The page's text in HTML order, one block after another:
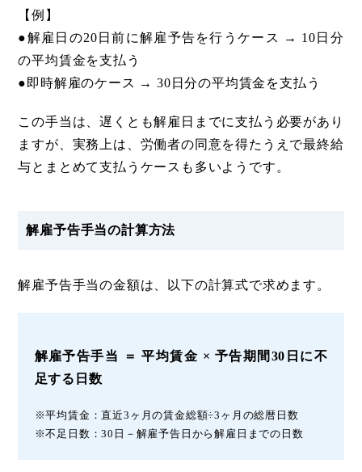
【例】
●解雇日の20日前に解雇予告を行うケース → 10日分
の平均賃金を支払う
●即時解雇のケース → 30日分の平均賃金を支払う
この手当は、遅くとも解雇日までに支払う必要があり
ますが、実務上は、労働者の同意を得たうえで最終給
与とまとめて支払うケースも多いようです。
解雇予告手当の計算方法
解雇予告手当の金額は、以下の計算式で求めます。
解雇予告手当 ＝ 平均賃金 × 予告期間30日に不
足する日数
※平均賃金：直近3ヶ月の賃金総額÷3ヶ月の総暦日数
※不足日数：30日－解雇予告日から解雇日までの日数